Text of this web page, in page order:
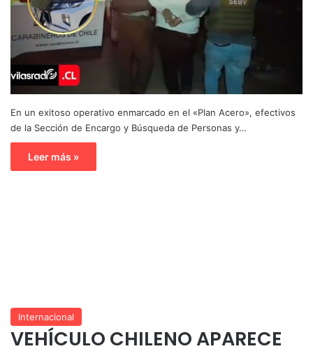
En un exitoso operativo enmarcado en el «Plan Acero», efectivos
de la Sección de Encargo y Búsqueda de Personas y…
Leer más »
Internacional
VEHÍCULO CHILENO APARECE